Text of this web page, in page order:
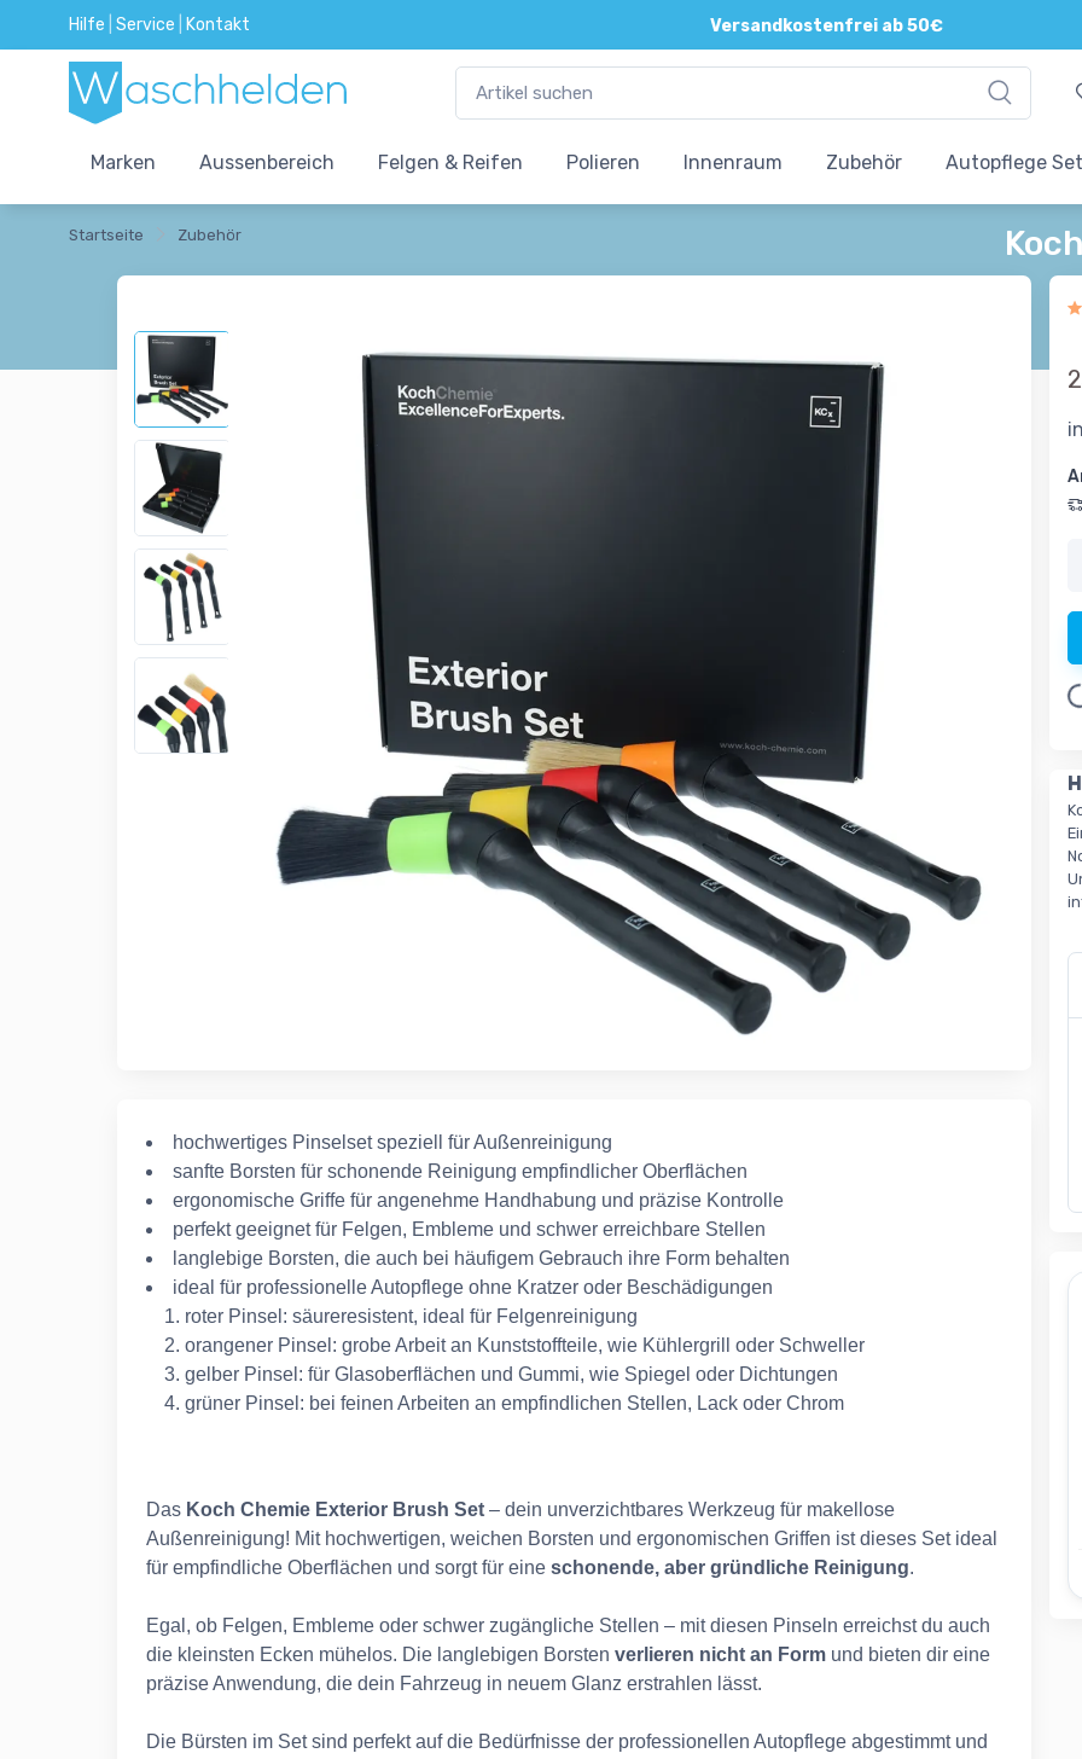
Hilfe Service Kontakt Versandkostenfrei ab 50€
Marken Aussenbereich Felgen & Reifen Polieren Innenraum Zubehör Autopflege
Startseite Zubehör
hochwertiges Pinselset speziell für Außenreinigung
sanfte Borsten für schonende Reinigung empfindlicher Oberflächen
ergonomische Griffe für angenehme Handhabung und präzise Kontrolle
perfekt geeignet für Felgen, Embleme und schwer erreichbare Stellen
langlebige Borsten, die auch bei häufigem Gebrauch ihre Form behalten
ideal für professionelle Autopflege ohne Kratzer oder Beschädigungen
roter Pinsel: säureresistent, ideal für Felgenreinigung
orangener Pinsel: grobe Arbeit an Kunststoffteile, wie Kühlergrill oder Schweller
gelber Pinsel: für Glasoberflächen und Gummi, wie Spiegel oder Dichtungen
grüner Pinsel: bei feinen Arbeiten an empfindlichen Stellen, Lack oder Chrom
Das Koch Chemie Exterior Brush Set – dein unverzichtbares Werkzeug für makellose
Außenreinigung! Mit hochwertigen, weichen Borsten und ergonomischen Griffen ist dieses Set ideal
für empfindliche Oberflächen und sorgt für eine schonende, aber gründliche Reinigung.
Egal, ob Felgen, Embleme oder schwer zugängliche Stellen – mit diesen Pinseln erreichst du auch
die kleinsten Ecken mühelos. Die langlebigen Borsten verlieren nicht an Form und bieten dir eine
präzise Anwendung, die dein Fahrzeug in neuem Glanz erstrahlen lässt.
Die Bürsten im Set sind perfekt auf die Bedürfnisse der professionellen Autopflege abgestimmt und